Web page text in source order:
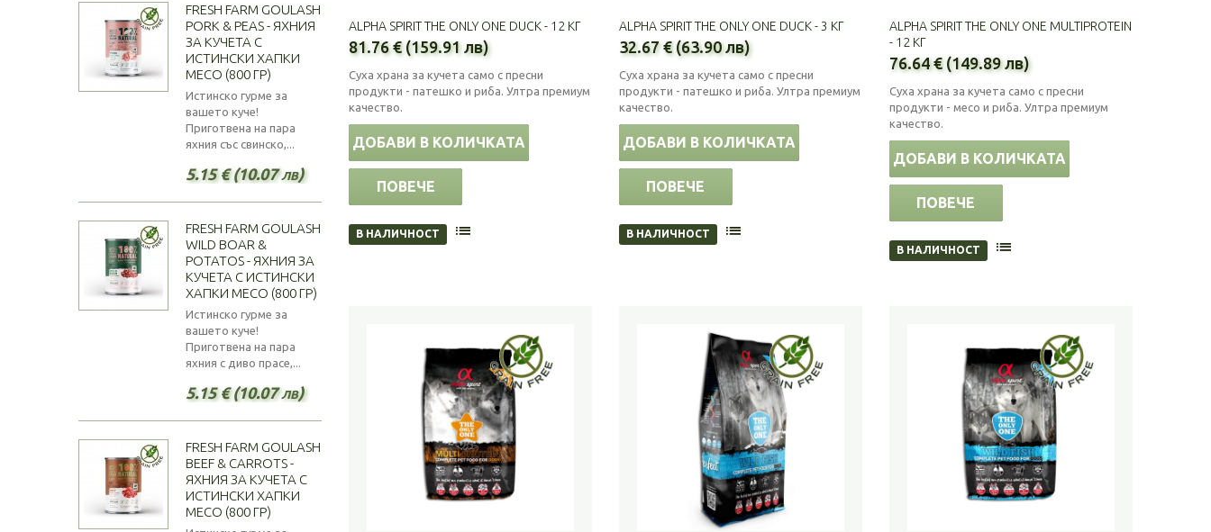
ALPHA SPIRIT THE ONLY ONE DUCK - 12 КГ
81.76 € (159.91 лв)
Суха храна за кучета само с пресни
продукти - патешко и риба. Ултра премиум
качество.
ДОБАВИ В КОЛИЧКАТА
ПОВЕЧЕ
В НАЛИЧНОСТ
ALPHA SPIRIT THE ONLY ONE DUCK - 3 КГ
32.67 € (63.90 лв)
Суха храна за кучета само с пресни
продукти - патешко и риба. Ултра премиум
качество.
ДОБАВИ В КОЛИЧКАТА
ПОВЕЧЕ
В НАЛИЧНОСТ
ALPHA SPIRIT THE ONLY ONE MULTIPROTEIN
- 12 КГ
76.64 € (149.89 лв)
Суха храна за кучета само с пресни
продукти - месо и риба. Ултра премиум
качество.
ДОБАВИ В КОЛИЧКАТА
ПОВЕЧЕ
В НАЛИЧНОСТ
12.500(2)
15.00(1)
19.00(1)
20.00(3)
FRESH FARM GOULASH
PORK & PEAS - ЯХНИЯ
ЗА КУЧЕТА С
ИСТИНСКИ ХАПКИ
МЕСО (800 ГР)
Истинско гурме за
вашето куче!
Приготвена на пара
яхния със свинско,...
5.15 € (10.07 лв)
FRESH FARM GOULASH
WILD BOAR &
POTATOS - ЯХНИЯ ЗА
КУЧЕТА С ИСТИНСКИ
ХАПКИ МЕСО (800 ГР)
Истинско гурме за
вашето куче!
Приготвена на пара
яхния с диво прасе,...
5.15 € (10.07 лв)
FRESH FARM GOULASH
BEEF & CARROTS -
ЯХНИЯ ЗА КУЧЕТА С
ИСТИНСКИ ХАПКИ
МЕСО (800 ГР)